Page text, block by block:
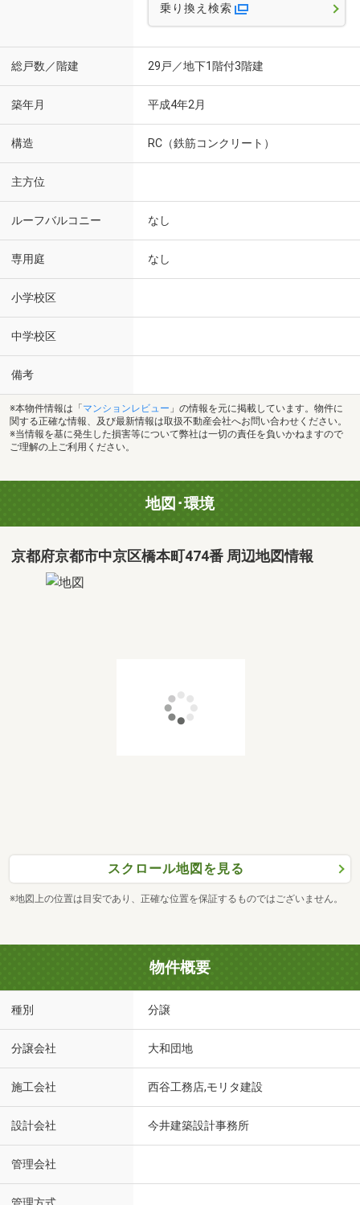
乗り換え検索
総戸数／階建 29戸／地下1階付3階建
築年月 平成4年2月
構造 RC（鉄筋コンクリート）
主方位
ルーフバルコニー なし
専用庭 なし
小学校区
中学校区
備考
※本物件情報は「 マンションレビュー 」の情報を元に掲載しています。物件に
関する正確な情報、及び最新情報は取扱不動産会社へお問い合わせください。
※当情報を基に発生した損害等について弊社は一切の責任を負いかねますので
ご理解の上ご利用ください。
地図･環境
京都府京都市中京区橋本町474番 周辺地図情報
スクロール地図を見る
※地図上の位置は目安であり、正確な位置を保証するものではございません。
物件概要
種別 分譲
分譲会社 大和団地
施工会社 西谷工務店,モリタ建設
設計会社 今井建築設計事務所
管理会社